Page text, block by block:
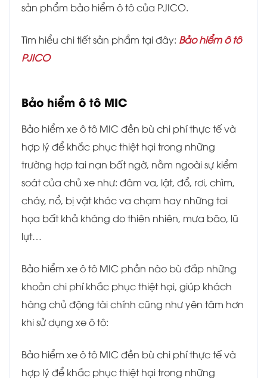
sản phẩm bảo hiểm ô tô của PJICO.
Tìm hiểu chi tiết sản phẩm tại đây: Bảo hiểm ô tô
PJICO
Bảo hiểm ô tô MIC
Bảo hiểm xe ô tô MIC đền bù chi phí thực tế và
hợp lý để khắc phục thiệt hại trong những
trường hợp tai nạn bất ngờ, nằm ngoài sự kiểm
soát của chủ xe như: đâm va, lật, đổ, rơi, chìm,
cháy, nổ, bị vật khác va chạm hay những tai
họa bất khả kháng do thiên nhiên, mưa bão, lũ
lụt…
Bảo hiểm xe ô tô MIC phần nào bù đắp những
khoản chi phí khắc phục thiệt hại, giúp khách
hàng chủ động tài chính cũng như yên tâm hơn
khi sử dụng xe ô tô:
Bảo hiểm xe ô tô MIC đền bù chi phí thực tế và
hợp lý để khắc phục thiệt hại trong những